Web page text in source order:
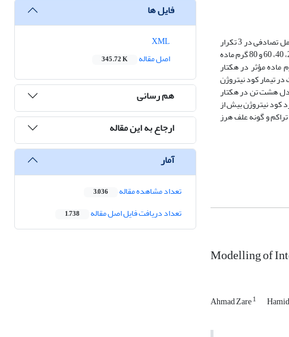
به منظور مدل‌سازی نهاده‌های کشاورزی در ذرت، آزمایشی در سال 1387 در مزرعه کشاورزی پردیس دانشگاه تهران به صورت فاکتوریل در قالب طرح بلوک کامل تصادفی در 3 تکرار
انجام گرفت. فاکتور‌های مورد آزمایش شامل 4 سطح کود نیتروژن (0، 180، 270، 360 کیلوگرم در هکتار کود اوره 46 درصد) و دوز علف‌کش نیکوسولفورون (0، 20، 40، 60 و 80 گرم ماده
براساس معادله برازش شده برای مدل‌سازی، جهت رسیدن به عملکرد بالا، 250 کیلوگرم در هکتار کود نیتروژن و دوز 38 گرم ماده مؤثر در هکتار
ذرت در تیمار کود نیتروژن
معادل هشت تن در هکتار
کود نیتروژن بیش از
و گونه علف هرز
Modelling of
Ahmad Zare1
فایل ها
اصل مقاله
345.72 K
هم رسانی
ارجاع به این مقاله
آمار
تعداد مشاهده مقاله 3,036
تعداد دریافت فایل اصل مقاله 1,738